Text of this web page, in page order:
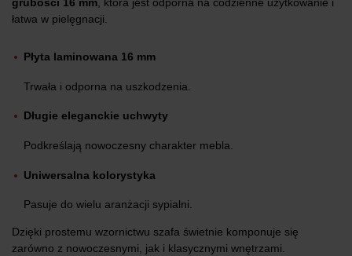
łatwa w pielęgnacji.
Płyta laminowana 16 mm
Trwała i odporna na uszkodzenia.
Długie eleganckie uchwyty
Podkreślają nowoczesny charakter mebla.
Uniwersalna kolorystyka
Pasuje do wielu aranżacji sypialni.
Dzięki prostemu wzornictwu szafa świetnie komponuje się
zarówno z nowoczesnymi, jak i klasycznymi wnętrzami.